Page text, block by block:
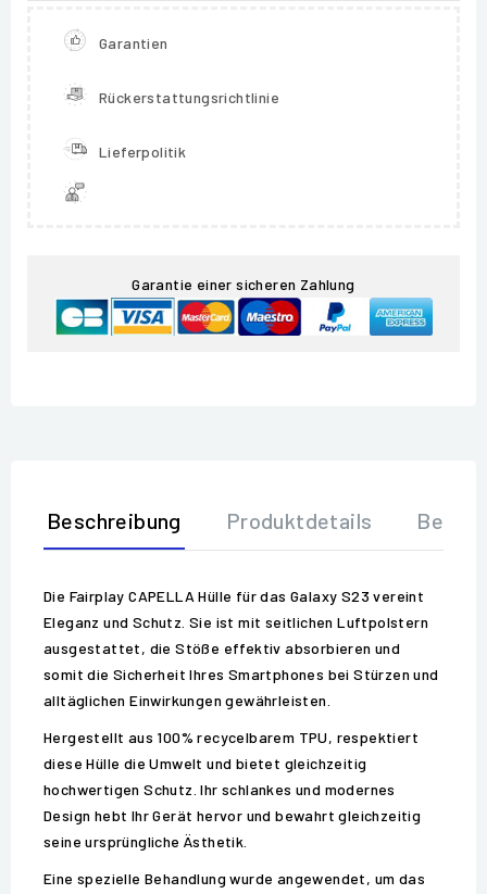
Garantien
Rückerstattungsrichtlinie
Lieferpolitik
Garantie einer sicheren Zahlung
Beschreibung Produktdetails
Die Fairplay CAPELLA Hülle für das Galaxy S23 vereint
Eleganz und Schutz. Sie ist mit seitlichen Luftpolstern
ausgestattet, die Stöße effektiv absorbieren und
somit die Sicherheit Ihres Smartphones bei Stürzen und
alltäglichen Einwirkungen gewährleisten.
Hergestellt aus 100% recycelbarem TPU, respektiert
diese Hülle die Umwelt und bietet gleichzeitig
hochwertigen Schutz. Ihr schlankes und modernes
Design hebt Ihr Gerät hervor und bewahrt gleichzeitig
seine ursprüngliche Ästhetik.
Eine spezielle Behandlung wurde angewendet, um das